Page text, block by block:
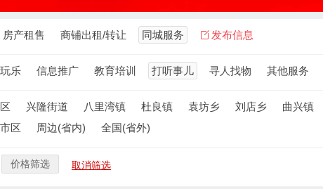
房产租售 商铺出租/转让 同城服务 发布信息
乐 信息推广 教育培训 打听事儿 寻人找物 其他服务
兴隆街道 八里湾镇 杜良镇 袁坊乡 刘店乡 曲兴镇
区 周边(省内) 全国(省外)
价格筛选 取消筛选